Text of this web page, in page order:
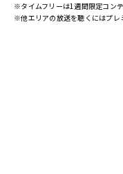
※タイムフリーは1週間限定コンテ
※他エリアの放送を聴くにはプレ